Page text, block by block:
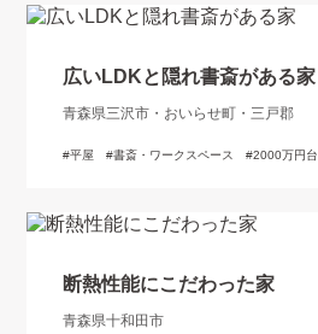
広いLDKと隠れ書斎がある家
青森県三沢市・おいらせ町・三戸郡
平屋 書斎・ワークスペース 2000万円台
断熱性能にこだわった家
青森県十和田市